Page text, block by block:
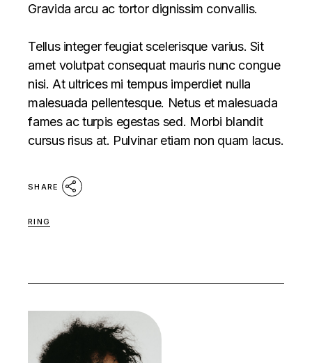
Gravida arcu ac tortor dignissim convallis.
Tellus integer feugiat scelerisque varius. Sit
amet volutpat consequat mauris nunc congue
nisi. At ultrices mi tempus imperdiet nulla
malesuada pellentesque. Netus et malesuada
fames ac turpis egestas sed. Morbi blandit
cursus risus at. Pulvinar etiam non quam lacus.
SHARE
RING